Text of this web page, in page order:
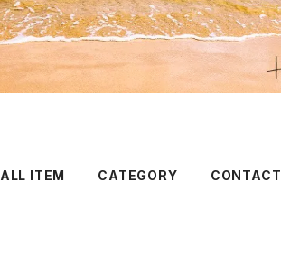
ALL ITEM CATEGORY CONTACT